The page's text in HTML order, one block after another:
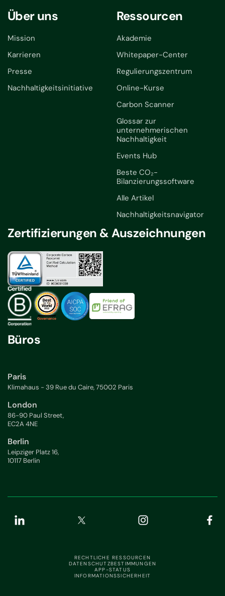
Über uns
Mission
Karrieren
Presse
Nachhaltigkeitsinitiative
Ressourcen
Akademie
Whitepaper-Center
Regulierungszentrum
Online-Kurse
Carbon Scanner
Glossar zur
unternehmerischen
Nachhaltigkeit
Events Hub
Beste CO₂-
Bilanzierungssoftware
Alle Artikel
Nachhaltigkeitsnavigator
Zertifizierungen & Auszeichnungen
Büros
Paris
Klimahaus - 39 Rue du Caire, 75002 Paris
London
86-90 Paul Street,
EC2A 4NE
Berlin
Leipziger Platz 16,
10117 Berlin
RECHTLICHE RESSOURCEN
DATENSCHUTZBESTIMMUNGEN
APP-STATUS
INFORMATIONSSICHERHEIT